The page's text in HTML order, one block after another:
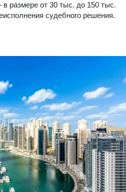
размере от 30 тыс. до 150 тыс.
судебного решения.